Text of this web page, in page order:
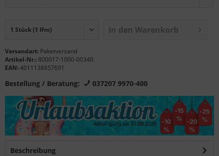
In den Warenkorb
Versandart: Paketversand
Artikel-Nr.: 800017-1000-00340
EAN:4011138857691
Bestellung / Beratung: 037207 9970-400
Beschreibung